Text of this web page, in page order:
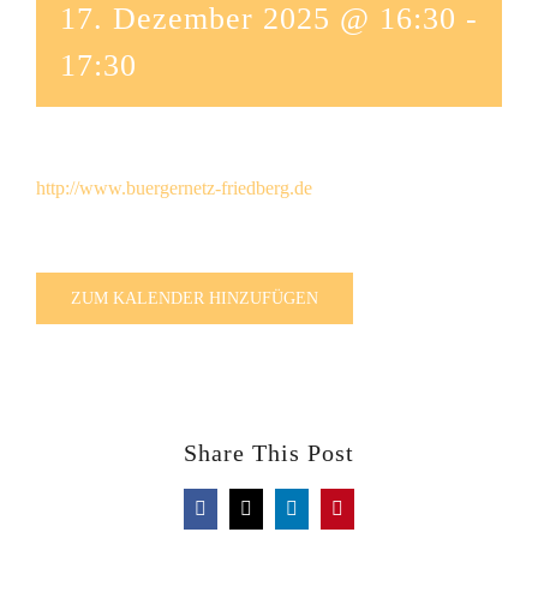
17. Dezember 2025 @ 16:30 -
17:30
http://www.buergernetz-friedberg.de
ZUM KALENDER HINZUFÜGEN
Share This Post
Facebook
X LinkedInPinterest